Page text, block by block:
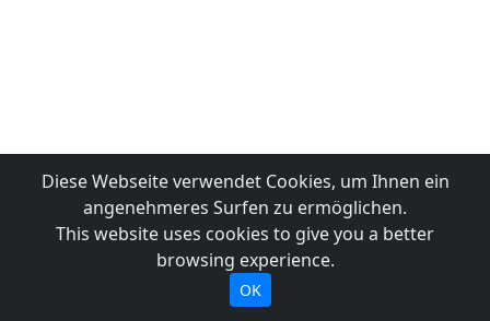
Diese Webseite verwendet Cookies, um Ihnen ein
angenehmeres Surfen zu ermöglichen.
This website uses cookies to give you a better
browsing experience.
OK